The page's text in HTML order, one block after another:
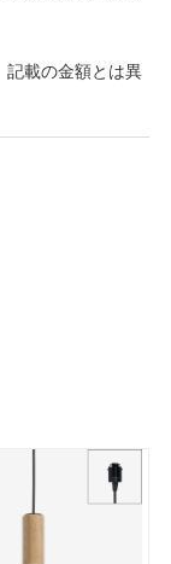
記載の金額とは異